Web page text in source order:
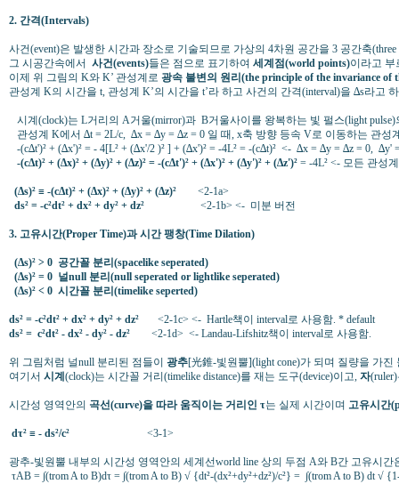
2. 간격(Intervals)
사건(event)은 발생한 시간과 장소로 기술되므로 가상의 4차원 공간을 3 공간축
그 시공간속에서 사건(events)들은 점으로 표기하여 세계점(world points)이라고
이제 위 그림의 K와 K’ 관성계로 광속 불변의 원리(the principle of the invariance of
관성계 K의 시간을 t, 관성계 K’의 시간을 t’라 하고 사건의 간격(interval)을 ∆s라고
시계(clock)는 L거리의 A거울(mirror)과 B거울사이를 왕복하는 빛 펄스(light pulse)
관성계 K에서 ∆t = 2L/c, ∆x = ∆y = ∆z = 0 일 때, x축 방향 등속 V로 이동하는 관
-(c∆t')² + (∆x')² = - 4[L² + (∆x'/2 )² ] + (∆x')² = -4L² = -(c∆t)² <- ∆x = ∆y = ∆z = 0,
-(c∆t)² + (∆x)² + (∆y)² + (∆z)² = -(c∆t')² + (∆x')² + (∆y')² + (∆z')² = -4L² <- 모든 관성
(∆s)² ≡ -(c∆t)² + (∆x)² + (∆y)² + (∆z)² <2-1a>
ds² = -c²dt² + dx² + dy² + dz² <2-1b> <- 미분 버전
3. 고유시간(Proper Time)과 시간 팽창(Time Dilation)
(∆s)² > 0 공간꼴 분리(spacelike seperated)
(∆s)² = 0 널null 분리(null seperated or lightlike seperated)
(∆s)² < 0 시간꼴 분리(timelike seperted)
ds² = -c²dt² + dx² + dy² + dz² <2-1c> <- Hartle책이 interval로 사용함. * default
ds² = c²dt² - dx² - dy² - dz² <2-1d> <- Landau-Lifshitz책이 interval로 사용함.
위 그림처럼 널null 분리된 점들이 광추[光錐-빛원뿔](light cone)가 되며 질량을 가
여기서 시계 (clock)는 시간꼴 거리(timelike distance)를 재는 도구(device)이고, 자
시간성 영역안의 곡선(curve)을 따라 움직이는 거리인 τ는 실제 시간이며 고유시간
dτ² ≡ - ds²/c² <3-1>
광추-빛원뿔 내부의 시간성 영역안의 세계선world line 상의 두점 A와 B간 고유시
τAB = ∫(trom A to B)dτ = ∫(trom A to B) √ {dt²-(dx²+dy²+dz²)/c²} = ∫(trom A to B) dt √